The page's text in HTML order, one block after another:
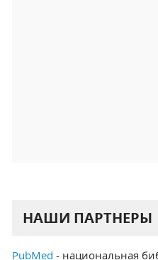
НАШИ ПАРТНЕРЫ
PubMed - национальная